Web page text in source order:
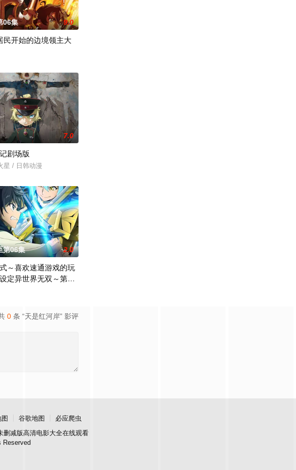
，在
06集 9.0
民开始的边境领主大
7.0
剧场版
星 / 日韩动漫
府，因其所信任的幕臣——足利尊氏的谋反而宣告灭亡。
第06集 2.0
～喜欢速通游戏的玩
定异世界无双～第2
0 条 “天是红河岸” 影评
谷歌地图
必应爬虫
删减版高清电影大全在线观看
Reserved